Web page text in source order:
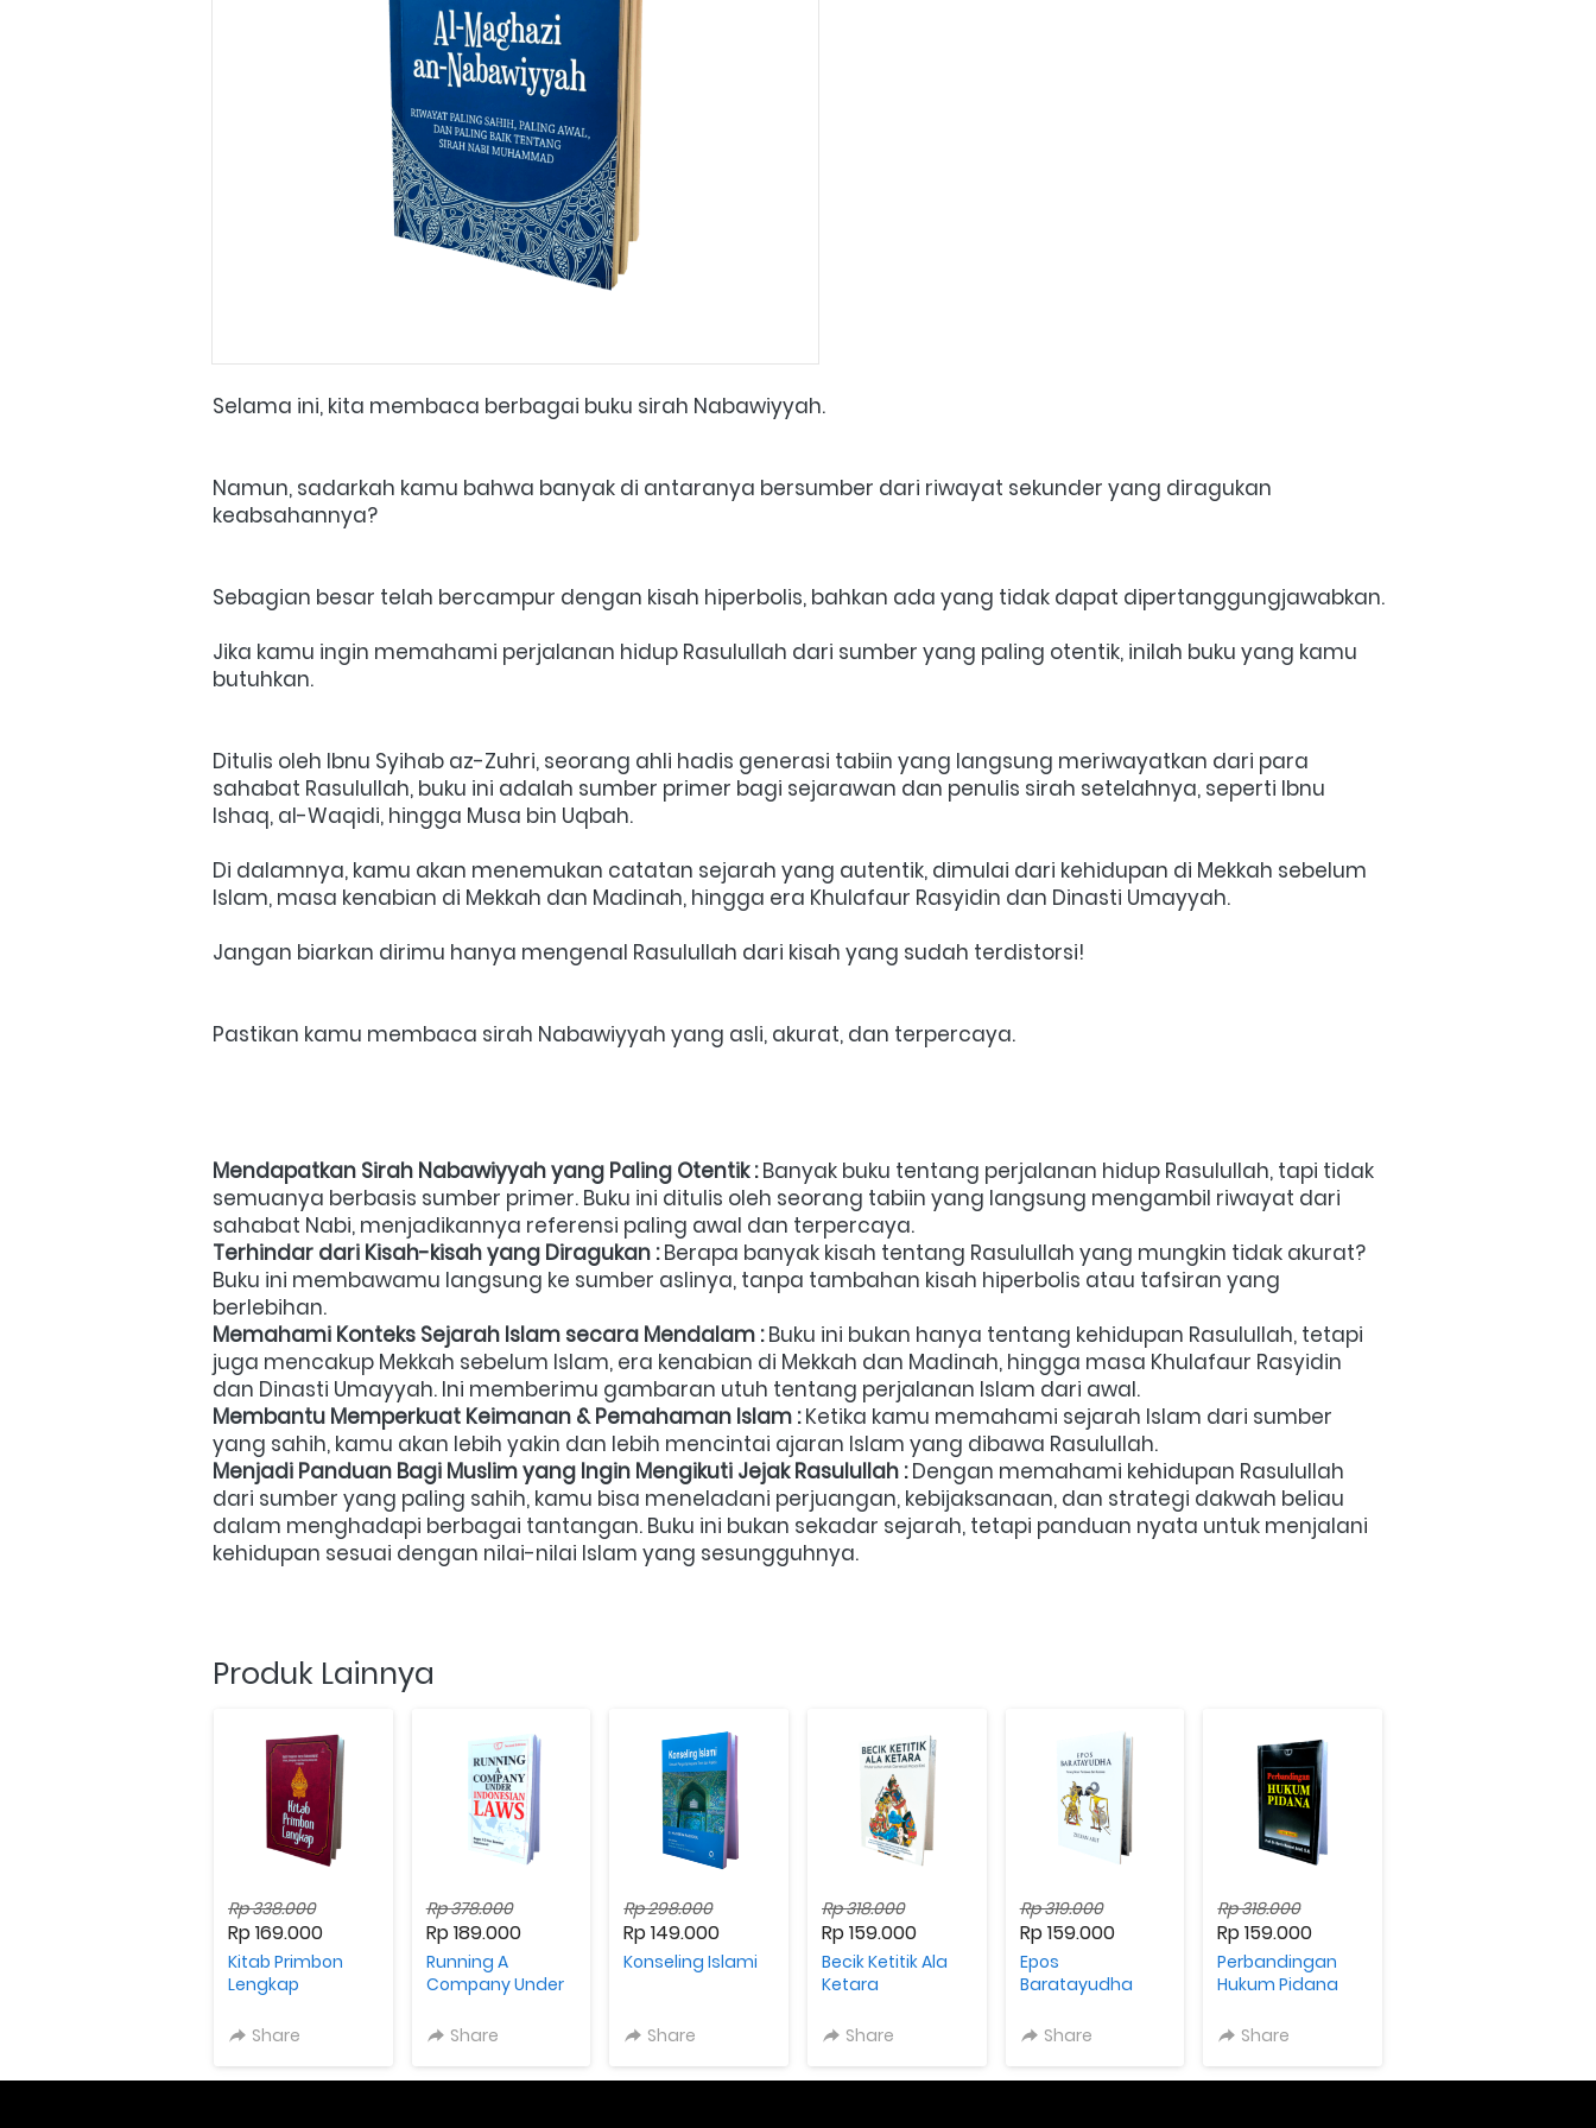
Selama ini, kita membaca berbagai buku sirah Nabawiyyah.
Namun, sadarkah kamu bahwa banyak di antaranya bersumber dari riwayat sekunder yang diragukan
keabsahannya?
Sebagian besar telah bercampur dengan kisah hiperbolis, bahkan ada yang tidak dapat dipertanggungjawabkan.
Jika kamu ingin memahami perjalanan hidup Rasulullah dari sumber yang paling otentik, inilah buku yang kamu
butuhkan.
Ditulis oleh Ibnu Syihab az-Zuhri, seorang ahli hadis generasi tabiin yang langsung meriwayatkan dari para
sahabat Rasulullah, buku ini adalah sumber primer bagi sejarawan dan penulis sirah setelahnya, seperti Ibnu
Ishaq, al-Waqidi, hingga Musa bin Uqbah.
Di dalamnya, kamu akan menemukan catatan sejarah yang autentik, dimulai dari kehidupan di Mekkah sebelum
Islam, masa kenabian di Mekkah dan Madinah, hingga era Khulafaur Rasyidin dan Dinasti Umayyah.
Jangan biarkan dirimu hanya mengenal Rasulullah dari kisah yang sudah terdistorsi!
Pastikan kamu membaca sirah Nabawiyyah yang asli, akurat, dan terpercaya.
Mendapatkan Sirah Nabawiyyah yang Paling Otentik : Banyak buku tentang perjalanan hidup Rasulullah, tapi tidak
semuanya berbasis sumber primer. Buku ini ditulis oleh seorang tabiin yang langsung mengambil riwayat dari
sahabat Nabi, menjadikannya referensi paling awal dan terpercaya.
Terhindar dari Kisah-kisah yang Diragukan : Berapa banyak kisah tentang Rasulullah yang mungkin tidak akurat?
Buku ini membawamu langsung ke sumber aslinya, tanpa tambahan kisah hiperbolis atau tafsiran yang
berlebihan.
Memahami Konteks Sejarah Islam secara Mendalam : Buku ini bukan hanya tentang kehidupan Rasulullah, tetapi
juga mencakup Mekkah sebelum Islam, era kenabian di Mekkah dan Madinah, hingga masa Khulafaur Rasyidin
dan Dinasti Umayyah. Ini memberimu gambaran utuh tentang perjalanan Islam dari awal.
Membantu Memperkuat Keimanan & Pemahaman Islam : Ketika kamu memahami sejarah Islam dari sumber
yang sahih, kamu akan lebih yakin dan lebih mencintai ajaran Islam yang dibawa Rasulullah.
Menjadi Panduan Bagi Muslim yang Ingin Mengikuti Jejak Rasulullah : Dengan memahami kehidupan Rasulullah
dari sumber yang paling sahih, kamu bisa meneladani perjuangan, kebijaksanaan, dan strategi dakwah beliau
dalam menghadapi berbagai tantangan. Buku ini bukan sekadar sejarah, tetapi panduan nyata untuk menjalani
kehidupan sesuai dengan nilai-nilai Islam yang sesungguhnya.
Produk Lainnya
Rp 338.000
Rp 169.000
Kitab Primbon
Lengkap
Share
Rp 378.000
Rp 189.000
Running A
Company Under
Share
Rp 298.000
Rp 149.000
Konseling Islami
Share
Rp 318.000
Rp 159.000
Becik Ketitik Ala
Ketara
Share
Rp 319.000
Rp 159.000
Epos
Baratayudha
Share
Rp 318.000
Rp 159.000
Perbandingan
Hukum Pidana
Share